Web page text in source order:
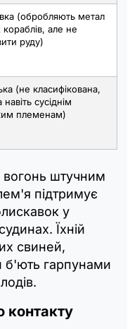
(обробляють метал
кораблів, але не
руду)
(не класифікована,
сусіднім
племенам)
вогонь штучним
підтримує
у
Їхній
свиней,
б'ють гарпунами
контакту